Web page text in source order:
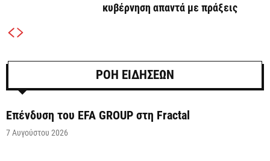
κυβέρνηση απαντά με πράξεις
ΡΟΗ ΕΙΔΗΣΕΩΝ
Επένδυση του EFA GROUP στη Fractal
7 Αυγούστου 2026